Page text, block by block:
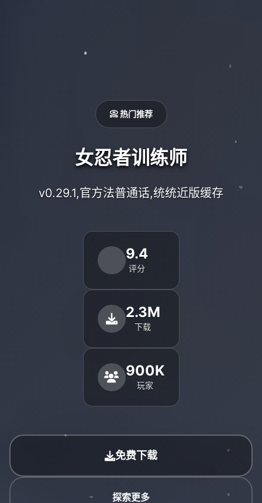
📀 热门推荐
女忍者训练师
v0.29.1,官方法普通话,统统近版缓存
9.4
评分
2.3M
下载
900K
玩家
免费下载
探索更多